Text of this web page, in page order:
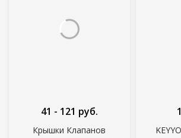
Крышки Клапанов
41 - 121 руб.